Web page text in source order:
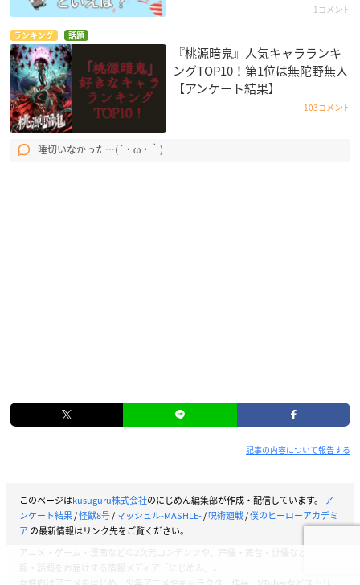
1コメント
ランキング 話題
『桃源暗鬼』人気キャラランキ
ングTOP10！第1位は無陀野無人
【アンケート結果】
103コメント
唾切いなかった…(´・ω・｀)
記事の内容について報告する
このページはkusuguru株式会社のにじめん編集部が作成・配信しています。 ア
ンケート結果/怪獣8号/マッシュル-MASHLE-/呪術廻戦/僕のヒーローアカデミ
ア の最新情報はリンク先をご覧ください。
アニメ・ゲーム・漫画などの2次元コンテンツや、声優・舞台・俳優などの情
報・話題をお届けする情報メディア「にじめん」。